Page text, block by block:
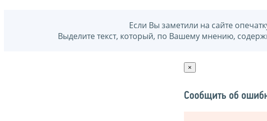
Если Вы заметили на сайте
Выделите текст, который, по Вашему мнению,
×
Сообщить об